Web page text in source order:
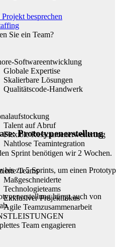
Prototypenerstellung
Sprint benötigen wir 2 Wochen.
bis zu 5 Sprints, um einen Prototyp
hängt auch von
besprechen
Sie ein Team?
Softwareentwicklung
Globale Expertise
Skalierbare Lösungen
Qualitätscode-Handwerk
Talent auf Abruf
Flexible Ressourcenerweiterung
Nahtlose Teamintegration
Teams
Maßgeschneiderte
Technologieteams
Exklusiver Projektfokus
Agile Teamzusammenarbeit
Team engagieren